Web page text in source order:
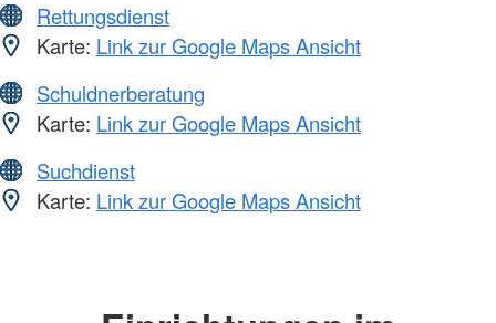
Rettungsdienst
Karte: Link zur Google Maps Ansicht
Schuldnerberatung
Karte: Link zur Google Maps Ansicht
Suchdienst
Karte: Link zur Google Maps Ansicht